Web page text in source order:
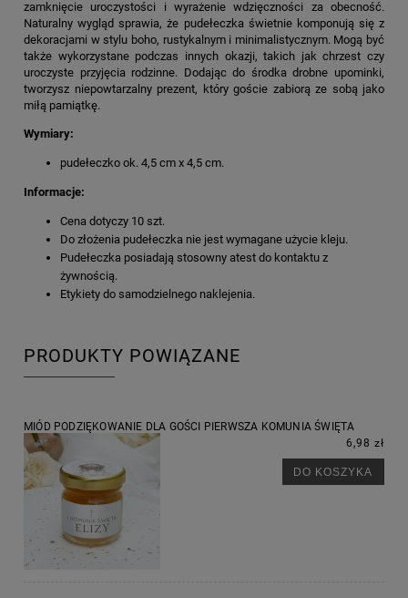
zamknięcie uroczystości i wyrażenie wdzięczności za obecność.
Naturalny wygląd sprawia, że pudełeczka świetnie komponują się z
dekoracjami w stylu boho, rustykalnym i minimalistycznym. Mogą być
także wykorzystane podczas innych okazji, takich jak chrzest czy
uroczyste przyjęcia rodzinne. Dodając do środka drobne upominki,
tworzysz niepowtarzalny prezent, który goście zabiorą ze sobą jako
miłą pamiątkę.
Wymiary:
pudełeczko ok. 4,5 cm x 4,5 cm.
Informacje:
Cena dotyczy 10 szt.
Do złożenia pudełeczka nie jest wymagane użycie kleju.
Pudełeczka posiadają stosowny atest do kontaktu z
żywnością.
Etykiety do samodzielnego naklejenia.
PRODUKTY POWIĄZANE
MIÓD PODZIĘKOWANIE DLA GOŚCI PIERWSZA KOMUNIA ŚWIĘTA
6,98 zł
DO KOSZYKA